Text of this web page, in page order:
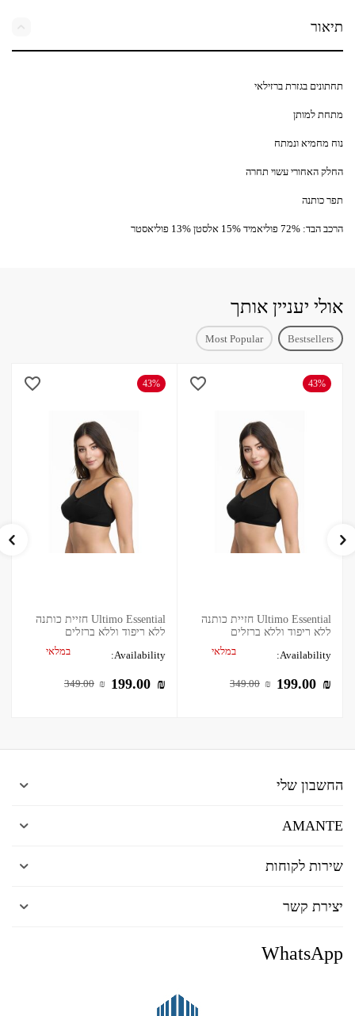
תיאור
תחתונים בגזרת ברזילאי
מתחת למותן
נוח מחמיא ונמתח
החלק האחורי עשוי תחרה
תפר כותנה
הרכב הבד: 72% פוליאמיד 15% אלסטן 13% פוליאסטר
אולי יעניין אותך
Bestsellers
Most Popular
43%
Ultimo Essential חזיית כותנה
ללא ריפוד וללא ברזלים
Availability:
במלאי
349.00 ₪ 199.00 ₪
43%
Ultimo Essential חזיית כותנה
ללא ריפוד וללא ברזלים
Availability:
במלאי
349.00 ₪ 199.00 ₪
החשבון שלי
AMANTE
שירות לקוחות
יצירת קשר
WhatsApp